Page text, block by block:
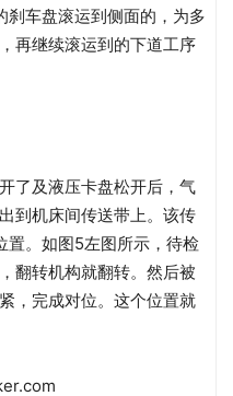
车盘滚运到侧面的，为多
再继续滚运到的下道工序
了及液压卡盘松开后，气
到机床间传送带上。该传
置。如图5左图所示，待检
翻转机构就翻转。然后被
，完成对位。这个位置就